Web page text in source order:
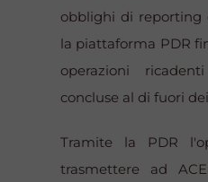
obblighi di reporting
la piattaforma PDR
operazioni
concluse al di fuori
Tramite la PDR
trasmettere ad